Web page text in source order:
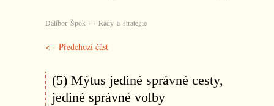
Dalibor Špok · · Rady a strategie
<-- Předchozí část
(5) Mýtus jediné správné cesty,
jediné správné volby